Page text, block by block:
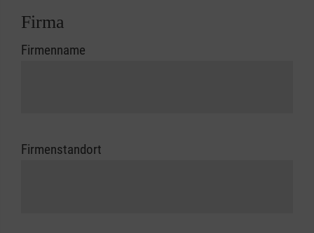
Firma
Firmenname
Firmenstandort